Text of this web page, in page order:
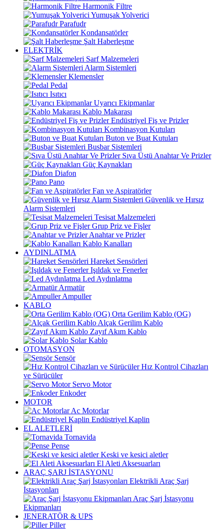
Harmonik Filtre
Yumuşak Yolverici
Parafudr
Kondansatörler
Şalt Haberleşme
ELEKTRİK
Sarf Malzemeleri
Alarm Sistemleri
Klemensler
Pedal
Isıtıcı
Uyarıcı Ekipmanlar
Kablo Makarası
Endüstriyel Fiş ve Prizler
Kombinasyon Kutuları
Buton ve Buat Kutuları
Busbar Sistemleri
Sıva Üstü Anahtar Ve Prizler
Güç Kaynakları
Diafon
Pano
Fan ve Aspiratörler
Güvenlik ve Hırsız
Alarm Sistemleri
Tesisat Malzemeleri
Grup Priz ve Fişler
Anahtar ve Prizler
Kablo Kanalları
AYDINLATMA
Hareket Sensörleri
Işıldak ve Fenerler
Led Aydınlatma
Armatür
Ampuller
KABLO
Orta Gerilim Kablo (OG)
Alçak Gerilim Kablo
Zayıf Akım Kablo
Solar Kablo
OTOMASYON
Sensör
Hız Kontrol Cihazları
ve Sürücüler
Servo Motor
Enkoder
MOTOR
Ac Motorlar
Endüstriyel Kaplin
EL ALETLERİ
Tornavida
Pense
Keski ve kesici aletler
El Aleti Aksesuarları
ARAÇ ŞARJ İSTASYONU
Elektrikli Araç Şarj
İstasyonları
Araç Şarj İstasyonu
Ekipmanları
JENERATÖR & UPS
Piller